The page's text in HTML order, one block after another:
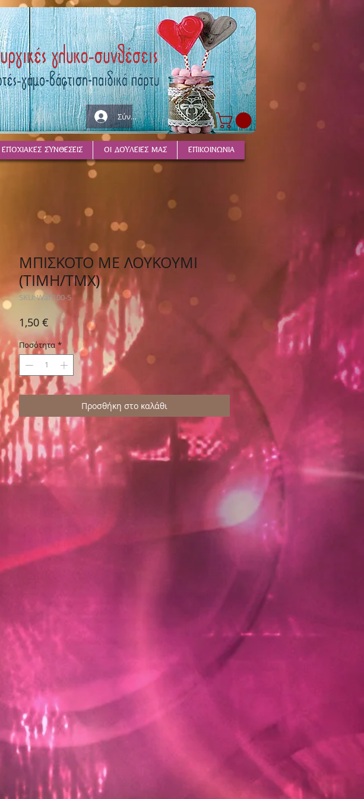
Σύνδεση
ΕΠΟΧΙΑΚΕΣ ΣΥΝΘΕΣΕΙΣ ΟΙ ΔΟΥΛΕΙΕΣ ΜΑΣ ΕΠΙΚΟΙΝΩΝΙΑ
ΜΠΙΣΚΟΤΟ ΜΕ ΛΟΥΚΟΥΜΙ
(ΤΙΜΗ/ΤΜΧ)
SKU: Waf.100-5
1,50 € Τιμή
Ποσότητα *
Προσθήκη στο καλάθι